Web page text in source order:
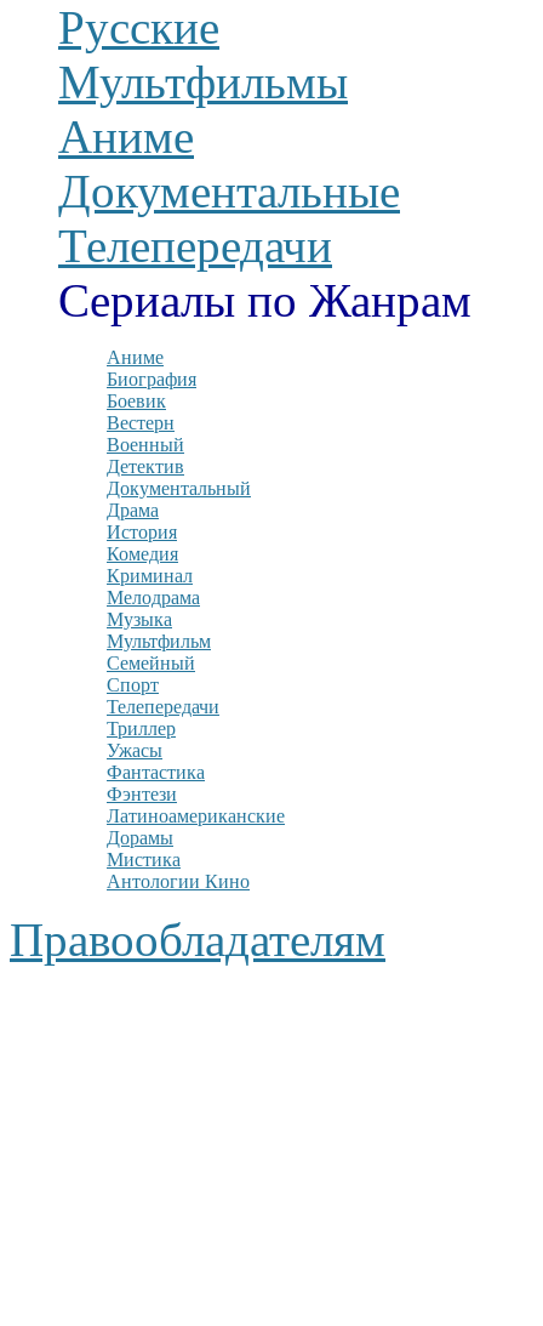
Русские
Мультфильмы
Аниме
Документальные
Телепередачи
Сериалы по Жанрам
Аниме
Биография
Боевик
Вестерн
Военный
Детектив
Документальный
Драма
История
Комедия
Криминал
Мелодрама
Музыка
Мультфильм
Семейный
Спорт
Телепередачи
Триллер
Ужасы
Фантастика
Фэнтези
Латиноамериканские
Дорамы
Мистика
Антологии Кино
Правообладателям